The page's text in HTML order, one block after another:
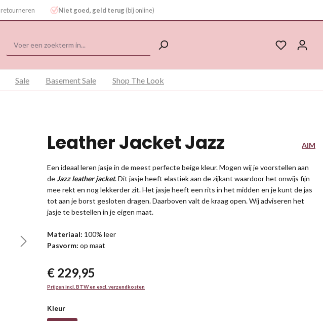
retourneren Niet goed, geld terug (bij online)
Sale Basement Sale Shop The Look
Leather Jacket Jazz AIM
Een ideaal leren jasje in de meest perfecte beige kleur. Mogen wij je voorstellen aan
deJazz leather jacket. Dit jasje heeft elastiek aan de zijkant waardoor het onwijs fijn
mee rekt en nog lekkerder zit. Het jasje heeft een rits in het midden en je kunt de jas
tot aan je borst gesloten dragen. Daarboven valt de kraag open. Wij adviseren het
jasje te bestellen in je eigen maat.
Materiaal: 100% leer
Pasvorm: op maat
€ 229,95
Prijzen incl. BTW en excl. verzendkosten
Kleur